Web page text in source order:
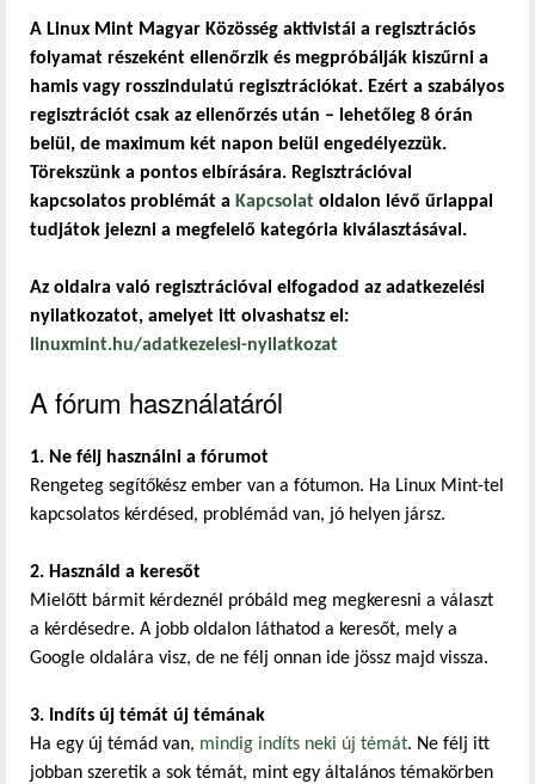
A Linux Mint Magyar Közösség aktivistái a regisztrációs
folyamat részeként ellenőrzik és megpróbálják kiszűrni a
hamis vagy rosszindulatú regisztrációkat. Ezért a szabályos
regisztrációt csak az ellenőrzés után – lehetőleg 8 órán
belül, de maximum két napon belül engedélyezzük.
Törekszünk a pontos elbírására. Regisztrációval
kapcsolatos problémát a Kapcsolat oldalon lévő űrlappal
tudjátok jelezni a megfelelő kategória kiválasztásával.
Az oldalra való regisztrációval elfogadod az adatkezelési
nyilatkozatot, amelyet itt olvashatsz el:
linuxmint.hu/adatkezelesi-nyilatkozat
A fórum használatáról
1. Ne félj használni a fórumot
Rengeteg segítőkész ember van a fótumon. Ha Linux Mint-tel
kapcsolatos kérdésed, problémád van, jó helyen jársz.
2. Használd a keresőt
Mielőtt bármit kérdeznél próbáld meg megkeresni a választ
a kérdésedre. A jobb oldalon láthatod a keresőt, mely a
Google oldalára visz, de ne félj onnan ide jössz majd vissza.
3. Indíts új témát új témának
Ha egy új témád van, mindig indíts neki új témát. Ne félj itt
jobban szeretik a sok témát, mint egy általános témakörben